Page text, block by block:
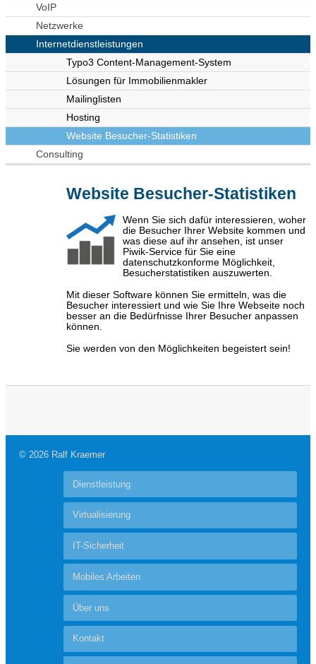
VoIP
Netzwerke
Internetdienstleistungen
Typo3 Content-Management-System
Lösungen für Immobilienmakler
Mailinglisten
Hosting
Website Besucher-Statistiken
Consulting
Website Besucher-Statistiken
Wenn Sie sich dafür interessieren, woher
die Besucher Ihrer Website kommen und
was diese auf ihr ansehen, ist unser
Piwik-Service für Sie eine
datenschutzkonforme Möglichkeit,
Besucherstatistiken auszuwerten.
Mit dieser Software können Sie ermitteln, was die
Besucher interessiert und wie Sie Ihre Webseite noch
besser an die Bedürfnisse Ihrer Besucher anpassen
können.
Sie werden von den Möglichkeiten begeistert sein!
© 2026 Ralf Kraemer
Dienstleistung
Virtualisierung
IT-Sicherheit
Mobiles Arbeiten
Über uns
Kontakt